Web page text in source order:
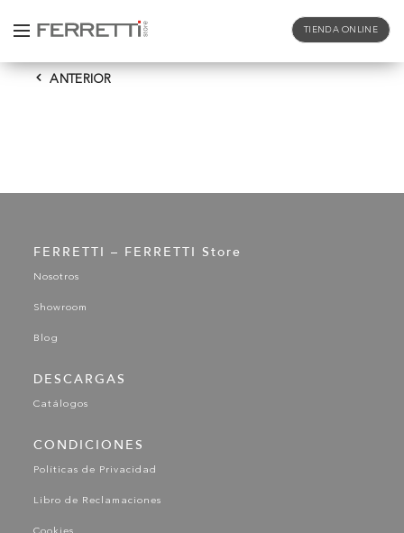
TIENDA ONLINE
ANTERIOR
FERRETTI – FERRETTI Store
Nosotros
Showroom
Blog
DESCARGAS
Catálogos
CONDICIONES
Políticas de Privacidad
Libro de Reclamaciones